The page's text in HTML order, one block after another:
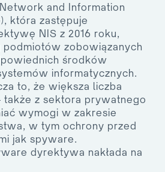
and Information
która zastępuje
NIS z 2016 roku,
podmiotów zobowiązanych
środków
informatycznych.
to, że większa liczba
także z sektora prywatnego
wymogi w zakresie
, w tym ochrony przed
jak spyware.
dyrektywa nakłada na